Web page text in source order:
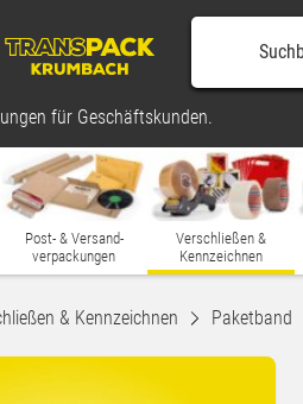
für Geschäftskunden.
Post- & Versand-
verpackungen
Verschließen &
Kennzeichnen
& Kennzeichnen Paketband